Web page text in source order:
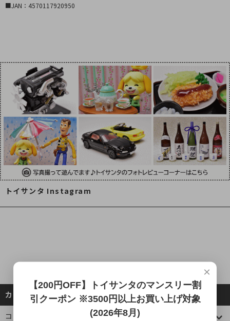
■JAN：4570117920950
トイサンタ Instagram
カテゴリーから探す
コレクションケース
×
【200円OFF】トイサンタのマンスリー割
引クーポン ※3500円以上お買い上げ対象
(2026年8月)